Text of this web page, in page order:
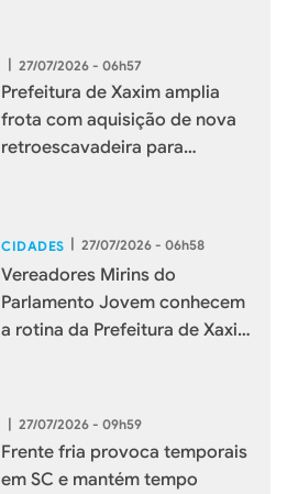
| 27/07/2026 - 06h57
Prefeitura de Xaxim amplia
frota com aquisição de nova
retroescavadeira para
CIDADES | 27/07/2026 - 06h58
Vereadores Mirins do
Parlamento Jovem conhecem
a rotina da Prefeitura de Xaxim
| 27/07/2026 - 09h59
Frente fria provoca temporais
em SC e mantém tempo